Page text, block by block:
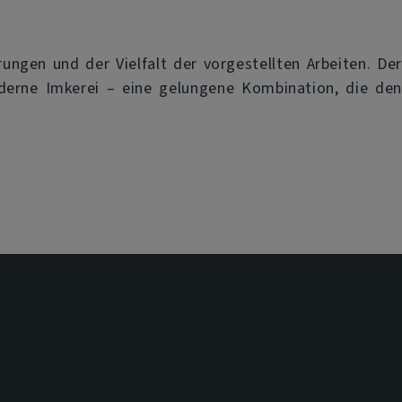
und der Vielfalt der vorgestellten Arbeiten. Der
Imkerei – eine gelungene Kombination, die den